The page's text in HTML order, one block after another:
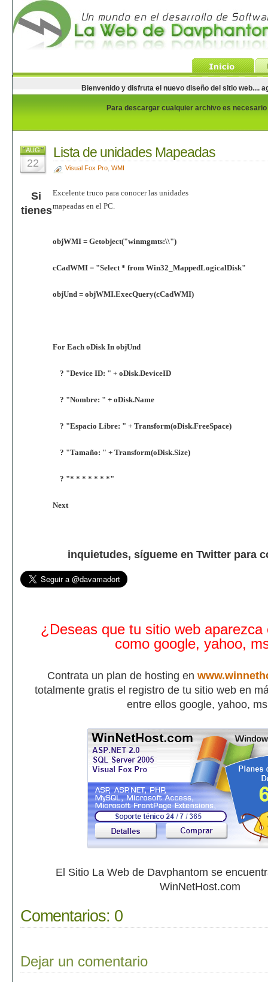
Bienvenido y disfruta el nuevo diseño del sitio web....
Para descargar cualquier archivo es
AUG
22
Lista de unidades Mapeadas
Visual Fox Pro, WMI
Excelente truco para conocer las unidades
mapeadas en el PC.
objWMI = Getobject("winmgmts:\\")
cCadWMI = "Select * from Win32_MappedLogicalDisk"
objUnd = objWMI.ExecQuery(cCadWMI)
For Each oDisk In objUnd
? "Device ID: " + oDisk.DeviceID
? "Nombre: " + oDisk.Name
? "Espacio Libre: " + Transform(oDisk.FreeSpace)
? "Tamaño: " + Transform(oDisk.Size)
? "* * * * * * *"
Next
Si
tienes
inquietudes, sígueme en Twitter para
¿Deseas que tu sitio web aparezca
como google, yahoo,
Contrata un plan de hosting en
totalmente gratis el registro de tu sitio web en
entre ellos google, yahoo,
El Sitio La Web de Davphantom se
WinNetHost.com
Comentarios: 0
Dejar un comentario